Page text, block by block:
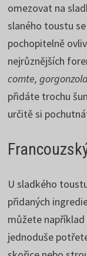
omezovat na
slaného toustu
pochopitelně
nejrůznějších
comte,
přidáte trochu
určitě si
U sladkého
přidaných
můžete například
jednoduše